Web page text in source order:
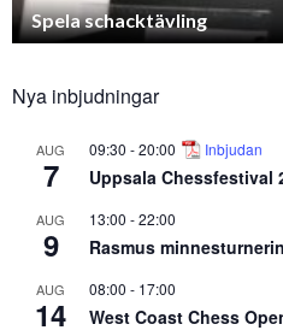
Spela schacktävling
Nya inbjudningar
AUG
7
09:30 -20:00 Inbjudan
Uppsala Chessfestival
AUG
9
13:00 -22:00
Rasmus
AUG
14
08:00 - 17:00
West Coast Chess